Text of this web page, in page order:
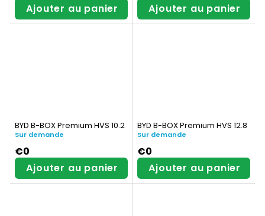
Ajouter au panier
Ajouter au panier
BYD B-BOX Premium HVS 10.2
Sur demande
€0
Ajouter au panier
BYD B-BOX Premium HVS 12.8
Sur demande
€0
Ajouter au panier